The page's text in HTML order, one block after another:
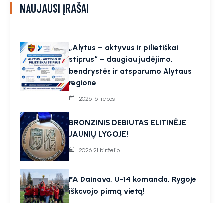
NAUJAUSI ĮRAŠAI
„Alytus – aktyvus ir pilietiškai
stiprus“ – daugiau judėjimo,
bendrystės ir atsparumo Alytaus
regione
2026 16 liepos
BRONZINIS DEBIUTAS ELITINĖJE
JAUNIŲ LYGOJE!
2026 21 birželio
FA Dainava, U-14 komanda, Rygoje
iškovojo pirmą vietą!